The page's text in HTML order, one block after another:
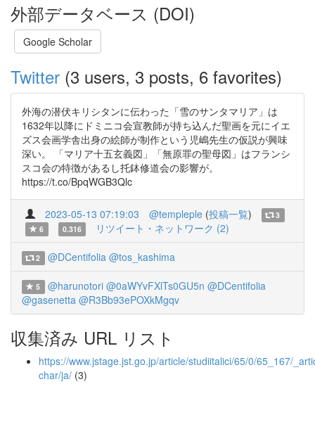
外部データベース (DOI)
Google Scholar
Twitter (3 users, 3 posts, 6 favorites)
外海の潜伏キリシタンに伝わった「雪のサンタマリア」は
1632年以降にドミニコ会宣教師が持ち込んだ聖画を元にイエ
ズス会画学舎出身の絵師が制作という児嶋先生の仮説が興味
深い。 「マリア十五玄義図」「無原罪の聖母図」はフランシ
スコ会の特徴があるし托鉢修道会の影響が。
https://t.co/BpqWGB3Qlc
2023-05-13 07:19:03 @templeple (投稿一覧)
3
6
0.316 リツイート・ネットワーク (2)
2 @DCentifolia @tos_kashima
5 @harunotori @0aWYvFXlTs0GU5n @DCentifolia
@gasenetta @R3Bb93ePOXkMgqv
収集済み URL リスト
https://www.jstage.jst.go.jp/article/studiitalici/65/0/65_167/
char/ja/ (3)